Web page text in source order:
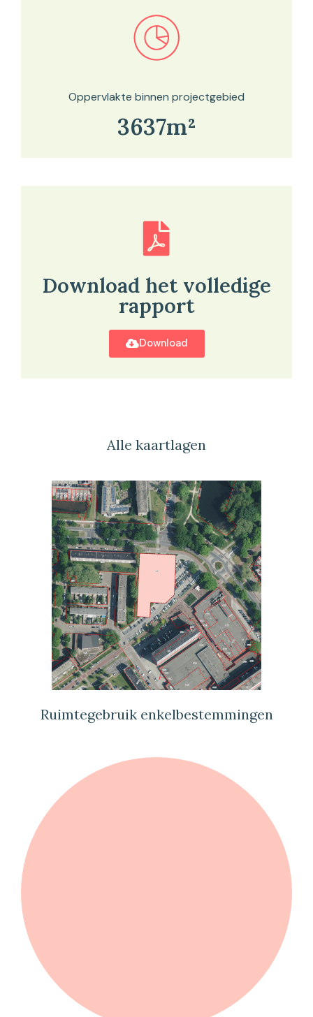
Bekijk in onze kaartviewer
Oppervlakte binnen projectgebied
3637m²
Download het volledige
rapport
Download
Alle kaartlagen
Ruimtegebruik enkelbestemmingen